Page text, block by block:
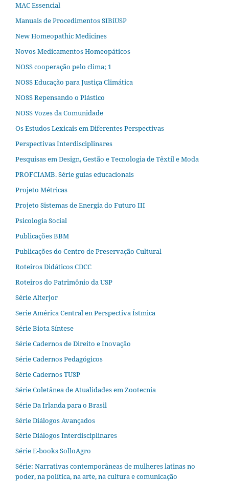
MAC Essencial
Manuais de Procedimentos SIBiUSP
New Homeopathic Medicines
Novos Medicamentos Homeopáticos
NOSS cooperação pelo clima; 1
NOSS Educação para Justiça Climática
NOSS Repensando o Plástico
NOSS Vozes da Comunidade
Os Estudos Lexicais em Diferentes Perspectivas
Perspectivas Interdisciplinares
Pesquisas em Design, Gestão e Tecnologia de Têxtil e Moda
PROFCIAMB. Série guias educacionais
Projeto Métricas
Projeto Sistemas de Energia do Futuro III
Psicologia Social
Publicações BBM
Publicações do Centro de Preservação Cultural
Roteiros Didáticos CDCC
Roteiros do Patrimônio da USP
Série Alterjor
Serie América Central en Perspectiva Ístmica
Série Biota Síntese
Série Cadernos de Direito e Inovação
Série Cadernos Pedagógicos
Série Cadernos TUSP
Série Coletânea de Atualidades em Zootecnia
Série Da Irlanda para o Brasil
Série Diálogos Avançados
Série Diálogos Interdisciplinares
Série E-books SolloAgro
Série: Narrativas contemporâneas de mulheres latinas no
poder, na política, na arte, na cultura e comunicação